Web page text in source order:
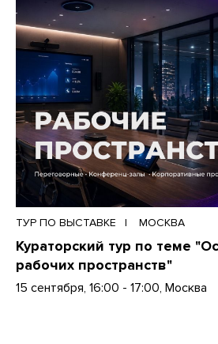
ТУР ПО ВЫСТАВКЕ МОСКВА
Кураторский тур по теме
рабочих пространств"
15 сентября, 16:00 - 17:00, Москва